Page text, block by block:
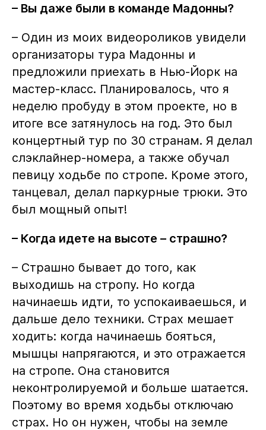
– Вы даже были в команде Мадонны?
– Один из моих видеороликов увидели
организаторы тура Мадонны и
предложили приехать в Нью-Йорк на
мастер-класс. Планировалось, что я
неделю пробуду в этом проекте, но в
итоге все затянулось на год. Это был
концертный тур по 30 странам. Я делал
слэклайнер-номера, а также обучал
певицу ходьбе по стропе. Кроме этого,
танцевал, делал паркурные трюки. Это
был мощный опыт!
– Когда идете на высоте – страшно?
– Страшно бывает до того, как
выходишь на стропу. Но когда
начинаешь идти, то успокаиваешься, и
дальше дело техники. Страх мешает
ходить: когда начинаешь бояться,
мышцы напрягаются, и это отражается
на стропе. Она становится
неконтролируемой и больше шатается.
Поэтому во время ходьбы отключаю
страх. Но он нужен, чтобы на земле